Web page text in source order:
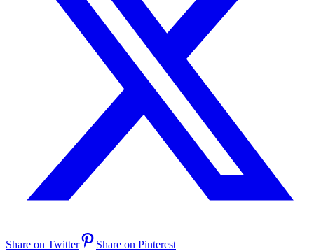
Share on Twitter Share on Pinterest